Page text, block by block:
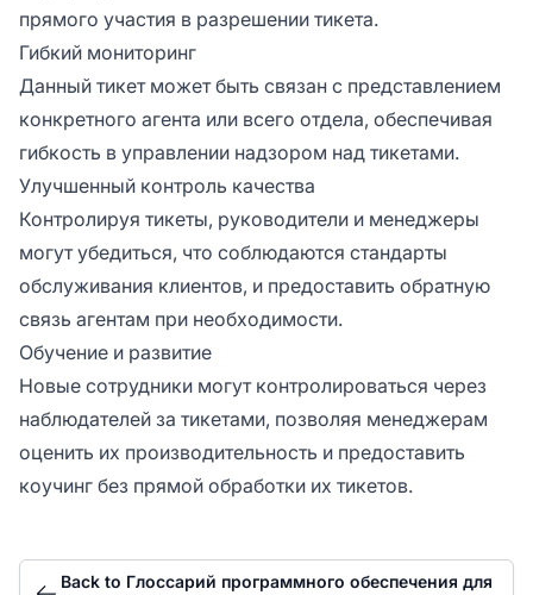
прямого участия в разрешении тикета.
Гибкий мониторинг
Данный тикет может быть связан с представлением
конкретного агента или всего отдела, обеспечивая
гибкость в управлении надзором над тикетами.
Улучшенный контроль качества
Контролируя тикеты, руководители и менеджеры
могут убедиться, что соблюдаются стандарты
обслуживания клиентов, и предоставить обратную
связь агентам при необходимости.
Обучение и развитие
Новые сотрудники могут контролироваться через
наблюдателей за тикетами, позволяя менеджерам
оценить их производительность и предоставить
коучинг без прямой обработки их тикетов.
Back to Глоссарий программного обеспечения для